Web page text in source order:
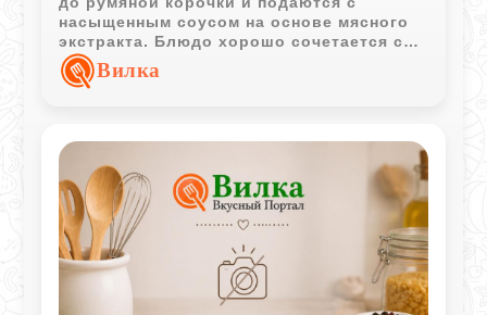
насыщенным соусом на основе мясного
экстракта. Блюдо хорошо сочетается с
клецками или тушеной капустой.
Вилка